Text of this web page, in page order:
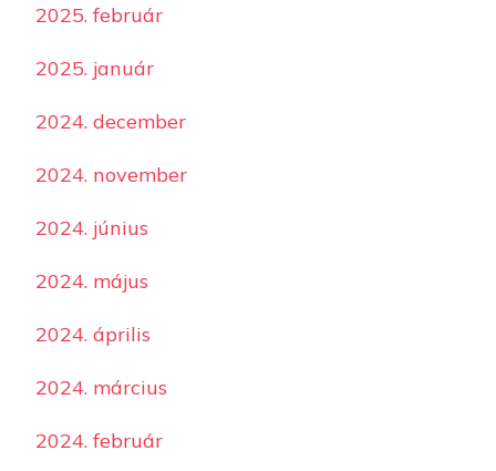
2025. február
2025. január
2024. december
2024. november
2024. június
2024. május
2024. április
2024. március
2024. február